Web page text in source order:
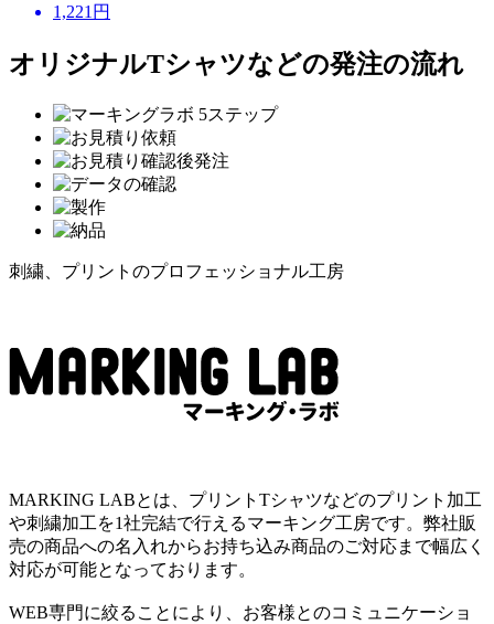
1,221 円
オリジナルTシャツなどの発注の流れ
刺繍、プリントのプロフェッショナル工房
MARKING LABとは、プリントTシャツなどのプリント加工
や刺繍加工を1社完結で行えるマーキング工房です。弊社販
売の商品への名入れからお持ち込み商品のご対応まで幅広く
対応が可能となっております。
WEB専門に絞ることにより、お客様とのコミュニケーショ